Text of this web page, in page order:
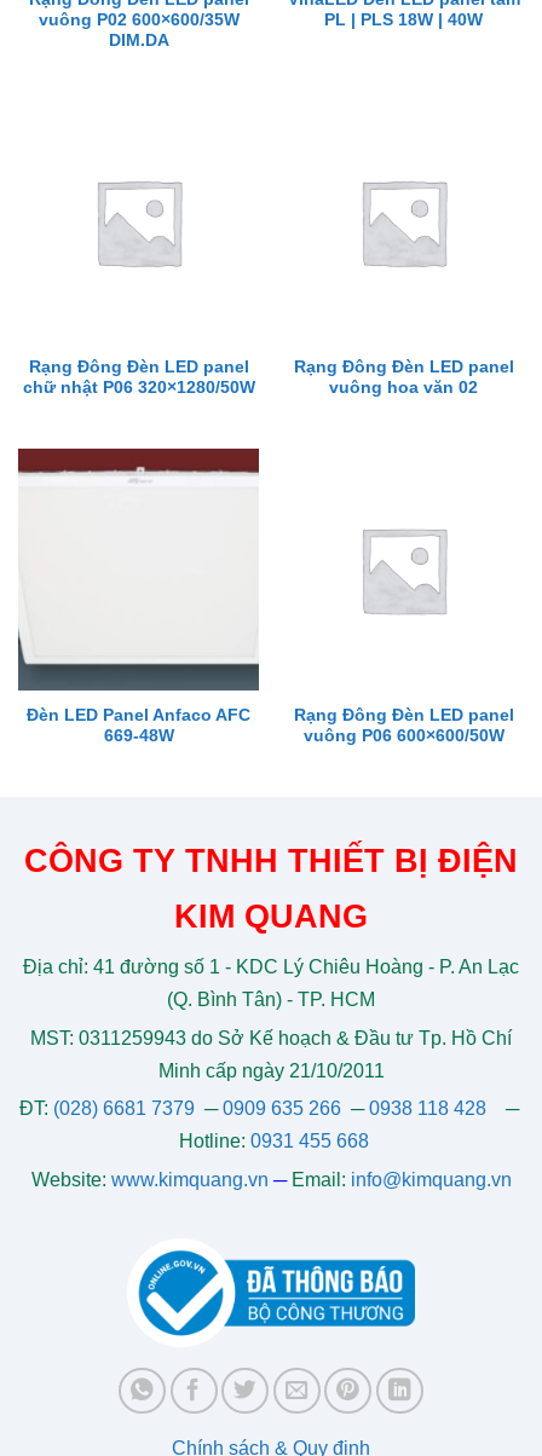
vuông P02 600×600/35W
DIM.DA
PL | PLS 18W | 40W
Rạng Đông Đèn LED panel
chữ nhật P06 320×1280/50W
Rạng Đông Đèn LED panel
vuông hoa văn 02
Đèn LED Panel Anfaco AFC
669-48W
Rạng Đông Đèn LED panel
vuông P06 600×600/50W
CÔNG TY TNHH THIẾT BỊ ĐIỆN
KIM QUANG
Địa chỉ: 41 đường số 1 - KDC Lý Chiêu Hoàng - P. An Lạc
(Q. Bình Tân) - TP. HCM
MST: 0311259943 do Sở Kế hoạch & Đầu tư Tp. Hồ Chí
Minh cấp ngày 21/10/2011
ĐT: (028) 6681 7379 ─0909 635 266─0938 118 428─
Hotline: 0931 455 668
Website: www.kimquang.vn ─ Email: info@kimquang.vn
Chính sách & Quy định